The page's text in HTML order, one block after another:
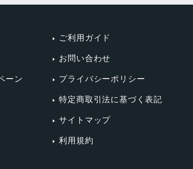
ーン
ご利用ガイド
お問い合わせ
プライバシーポリシー
特定商取引法に基づく表記
サイトマップ
利用規約